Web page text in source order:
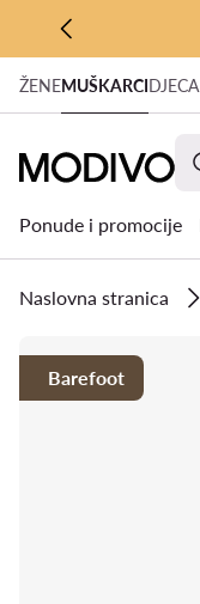
PRIJEĐI NA
PRIJEĐI NA
ŽENEMUŠKARCIDJECA
Ponude i promocije
Naslovna stranica
Barefoot